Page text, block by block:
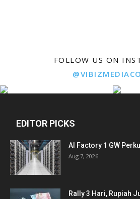
FOLLOW US ON
EDITOR PICKS
AI Factory 1 GW
Aug 7, 2026
Rally 3 Hari, Rupiah